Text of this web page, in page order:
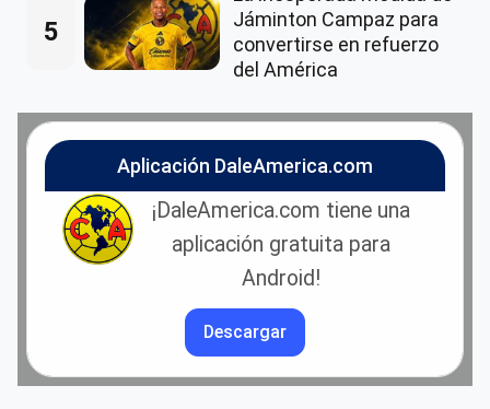
5
Jáminton Campaz para
convertirse en refuerzo
del América
Aplicación DaleAmerica.com
¡DaleAmerica.com tiene una
aplicación gratuita para
Android!
Descargar